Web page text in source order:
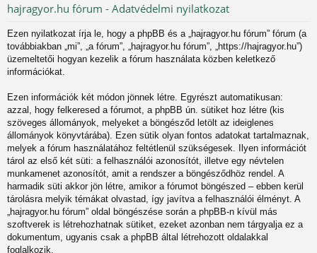
ió
hajragyor.hu fórum - Adatvédelmi nyilatkozat
Ezen nyilatkozat írja le, hogy a phpBB és a „hajragyor.hu fórum” fórum (a
továbbiakban „mi”, „a fórum”, „hajragyor.hu fórum”, „https://hajragyor.hu”)
üzemeltetői hogyan kezelik a fórum használata közben keletkező
információkat.
Ezen információk két módon jönnek létre. Egyrészt automatikusan:
azzal, hogy felkeresed a fórumot, a phpBB ún. sütiket hoz létre (kis
szöveges állományok, melyeket a böngésződ letölt az ideiglenes
állományok könyvtárába). Ezen sütik olyan fontos adatokat tartalmaznak,
melyek a fórum használatához feltétlenül szükségesek. Ilyen információt
tárol az első két süti: a felhasználói azonosítót, illetve egy névtelen
munkamenet azonosítót, amit a rendszer a böngésződhöz rendel. A
harmadik süti akkor jön létre, amikor a fórumot böngészed – ebben kerül
tárolásra melyik témákat olvastad, így javítva a felhasználói élményt. A
„hajragyor.hu fórum” oldal böngészése során a phpBB-n kívül más
szoftverek is létrehozhatnak sütiket, ezeket azonban nem tárgyalja ez a
dokumentum, ugyanis csak a phpBB által létrehozott oldalakkal
foglalkozik.